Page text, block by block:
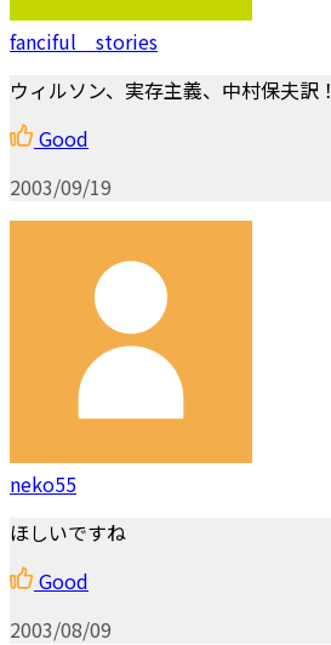
fanciful stories
ウィルソン、実存主義、中村保夫訳！
Good
2003/09/19
neko55
ほしいですね
Good
2003/08/09